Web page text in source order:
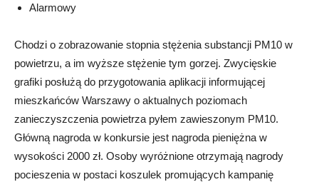
Alarmowy
Chodzi o zobrazowanie stopnia stężenia substancji PM10 w
powietrzu, a im wyższe stężenie tym gorzej. Zwycięskie
grafiki posłużą do przygotowania aplikacji informującej
mieszkańców Warszawy o aktualnych poziomach
zanieczyszczenia powietrza pyłem zawieszonym PM10.
Główną nagroda w konkursie jest nagroda pieniężna w
wysokości 2000 zł. Osoby wyróżnione otrzymają nagrody
pocieszenia w postaci koszulek promujących kampanię